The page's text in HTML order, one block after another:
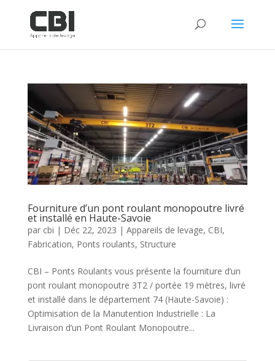
Fourniture d’un pont roulant monopoutre livré
et installé en Haute-Savoie
par cbi | Déc 22, 2023 | Appareils de levage, CBI,
Fabrication, Ponts roulants, Structure
CBI – Ponts Roulants vous présente la fourniture d’un
pont roulant monopoutre 3T2 / portée 19 mètres, livré
et installé dans le département 74 (Haute-Savoie) :
Optimisation de la Manutention Industrielle : La
Livraison d’un Pont Roulant Monopoutre...